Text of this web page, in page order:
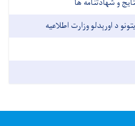
د اورېدلو وزارت اطلاعیه